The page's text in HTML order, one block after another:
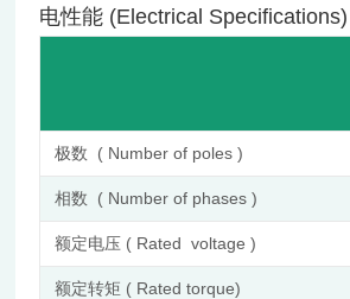
电性能 (Electrical Specifications)
极数 ( Number of poles )
相数 ( Number of phases )
额定电压 ( Rated voltage )
额定转矩 ( Rated torque)